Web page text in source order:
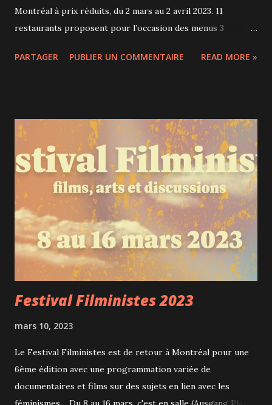
Montréal à prix réduits, du 2 mars au 2 avril 2023. 11
restaurants proposent pour l’occasion des menus 3
Méchant Boeuf, Vieux-Port Steakhouse, Jacopo et Nelli) ou
nombre. Le samedi et le dimanche midi, 6 de ces
restaurants proposent également un brunch en 2 services à
22$ (Gaspar, Pincette, Nelli, Maggie Oakes, Jacopo et Vieux-
Port Steakhouse). Il y a certainement un ou plusieurs de
ces restaurants que vous n'avez pas encore eu l'occasion de
découvrir alors le Happening Gourmand est le moment
parfait! Pour nous, notre découverte aura été le restaurant
Pincette qui a ouvert en juillet 2021, en pleine pandémie. Il
s'agit d'un bar...
PARTAGER PUBLIER UN COMMENTAIRE READ MORE »
Festival Filministes 2023
mars 10, 2023
Le Festival Filministes est de retour à Montréal pour une
6ème édition avec une programmation variée de
documentaires et films sur des sujets en lien avec les